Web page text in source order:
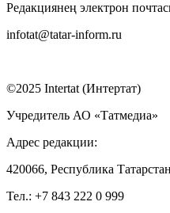
Редакциянең электрон
infotat@tatar-inform.ru
©2025 Intertat (Интертат)
Учредитель АО «Татмедиа»
Адрес редакции:
420066, Республика
Тел.: +7 843 222 0 999